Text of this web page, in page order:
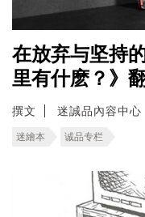
在放弃与坚持
里有什麽？》
撰文 迷誠品內容中心
迷繪本 诚品专栏